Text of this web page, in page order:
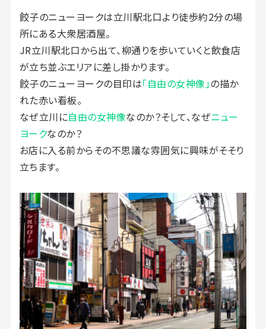
餃子のニューヨークは立川駅北口より徒歩約2分の場
所にある大衆居酒屋。
JR立川駅北口から出て、柳通りを歩いていくと飲食店
が立ち並ぶエリアに差し掛かります。
餃子のニューヨークの目印は「自由の女神像」の描か
れた赤い看板。
なぜ立川に自由の女神像なのか？そして、なぜニュー
ヨークなのか？
お店に入る前からその不思議な雰囲気に興味がそそり
立ちます。